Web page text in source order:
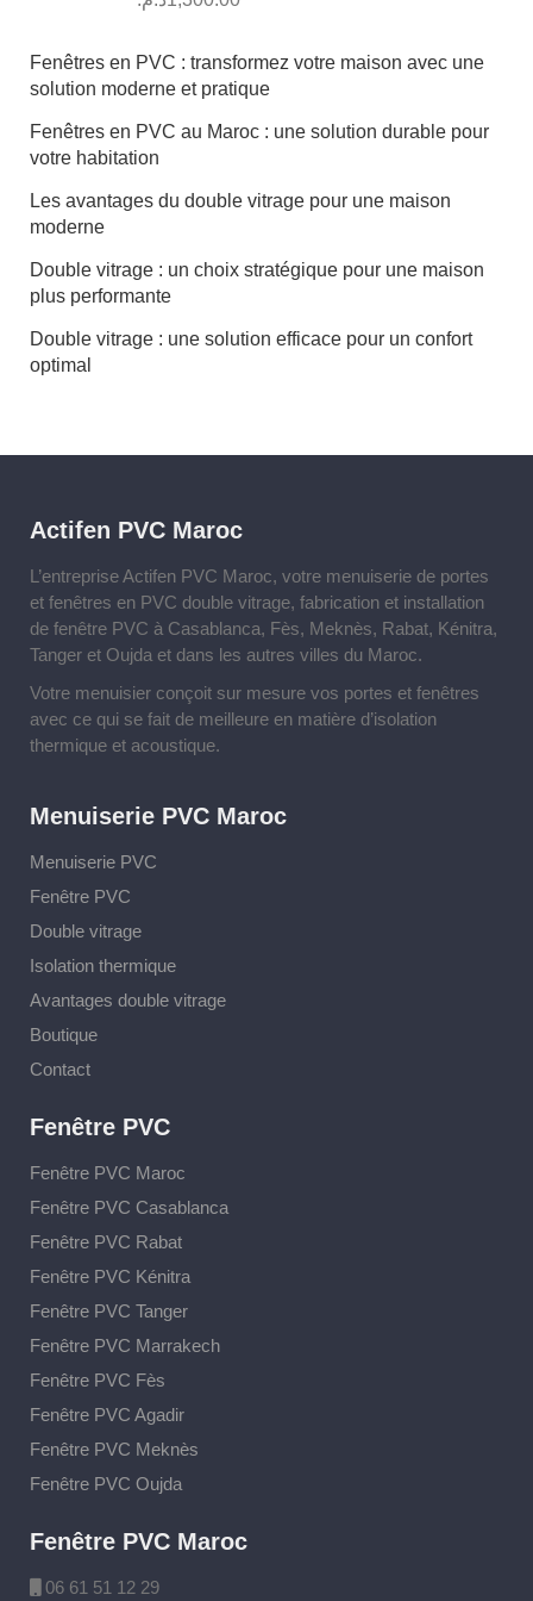
sur 5
Fenêtres en PVC : transformez votre maison avec une
solution moderne et pratique
Fenêtres en PVC au Maroc : une solution durable pour
votre habitation
Les avantages du double vitrage pour une maison
moderne
Double vitrage : un choix stratégique pour une maison
plus performante
Double vitrage : une solution efficace pour un confort
optimal
Actifen PVC Maroc
L’entreprise Actifen PVC Maroc, votre menuiserie de portes
et fenêtres en PVC double vitrage, fabrication et installation
de fenêtre PVC à Casablanca, Fès, Meknès, Rabat, Kénitra,
Tanger et Oujda et dans les autres villes du Maroc.
Votre menuisier conçoit sur mesure vos portes et fenêtres
avec ce qui se fait de meilleure en matière d’isolation
thermique et acoustique.
Menuiserie PVC Maroc
Menuiserie PVC
Fenêtre PVC
Double vitrage
Isolation thermique
Avantages double vitrage
Boutique
Contact
Fenêtre PVC
Fenêtre PVC Maroc
Fenêtre PVC Casablanca
Fenêtre PVC Rabat
Fenêtre PVC Kénitra
Fenêtre PVC Tanger
Fenêtre PVC Marrakech
Fenêtre PVC Fès
Fenêtre PVC Agadir
Fenêtre PVC Meknès
Fenêtre PVC Oujda
Fenêtre PVC Maroc
06 61 51 12 29